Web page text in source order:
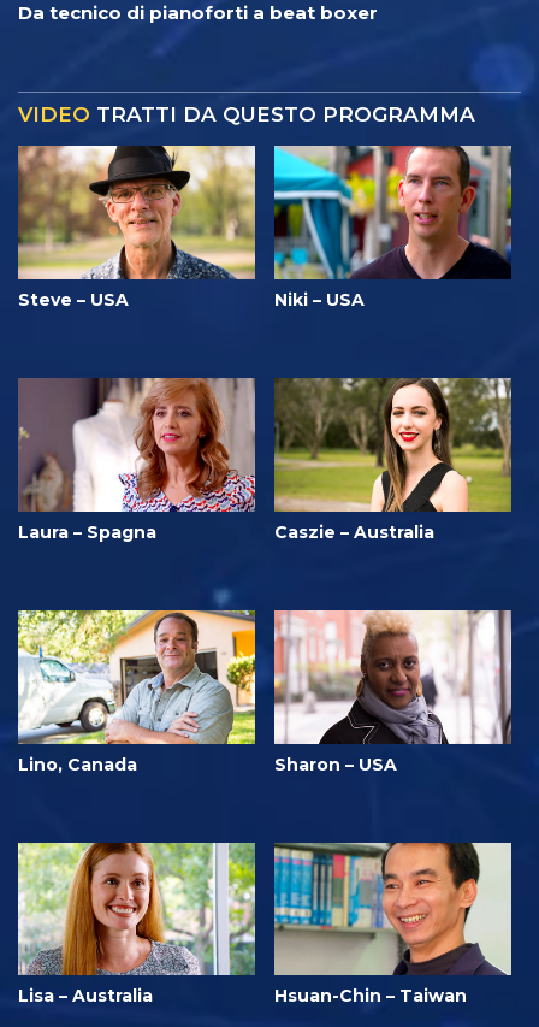
Da tecnico di pianoforti a beat boxer
VIDEO TRATTI DA QUESTO PROGRAMMA
Steve – USA Niki – USA
Laura – Spagna Caszie – Australia
Lino, Canada Sharon – USA
Lisa – Australia Hsuan-Chin – Taiwan